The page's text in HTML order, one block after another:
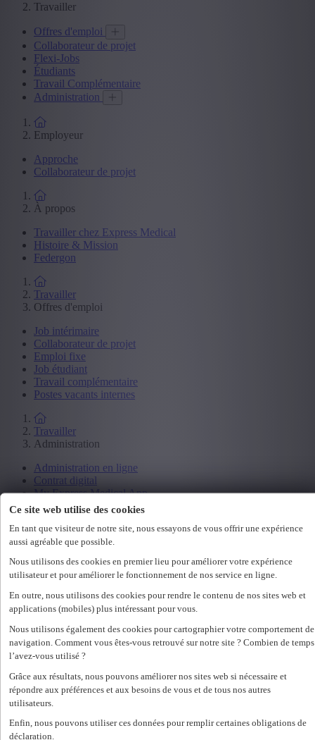
Ce site web utilise des cookies
En tant que visiteur de notre site, nous essayons de vous offrir une expérience
aussi agréable que possible.
Nous utilisons des cookies en premier lieu pour améliorer votre expérience
utilisateur et pour améliorer le fonctionnement de nos service en ligne.
En outre, nous utilisons des cookies pour rendre le contenu de nos sites web et
applications (mobiles) plus intéressant pour vous.
Nous utilisons également des cookies pour cartographier votre comportement de
navigation. Comment vous êtes-vous retrouvé sur notre site ? Combien de temps
l’avez-vous utilisé ?
Grâce aux résultats, nous pouvons améliorer nos sites web si nécessaire et
répondre aux préférences et aux besoins de vous et de tous nos autres
utilisateurs.
Enfin, nous pouvons utiliser ces données pour remplir certaines obligations de
déclaration.
Travailler
Offres d'emploi
Collaborateur de projet
Flexi-Jobs
Étudiants
Travail Complémentaire
Administration
Employeur
Approche
Collaborateur de projet
À propos
Travailler chez Express Medical
Histoire & Mission
Federgon
Travailler
Offres d'emploi
Job intérimaire
Collaborateur de projet
Emploi fixe
Job étudiant
Travail complémentaire
Postes vacants internes
Travailler
Administration
Administration en ligne
Contrat digital
My Express Medical App
Se connecter
fr
Loading...
Travailler dans les soins de santé
Si vous souhaitez travailler comme infirmière ou aide-soignante,
vous devez mettre quelques formalités en ordre. Découvrez ici